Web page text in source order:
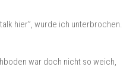
hier”, wurde ich unterbrochen.
war doch nicht so weich,